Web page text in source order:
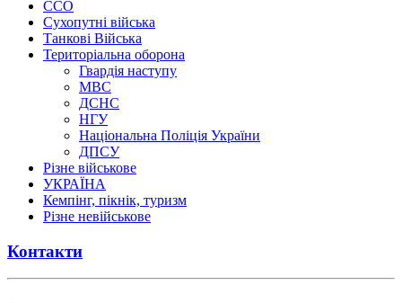
ССО
Сухопутні війська
Танкові Війська
Територіальна оборона
Гвардія наступу
МВС
ДСНС
НГУ
Національна Поліція України
ДПСУ
Різне військове
УКРАЇНА
Кемпінг, пікнік, туризм
Різне невійськове
Контакти